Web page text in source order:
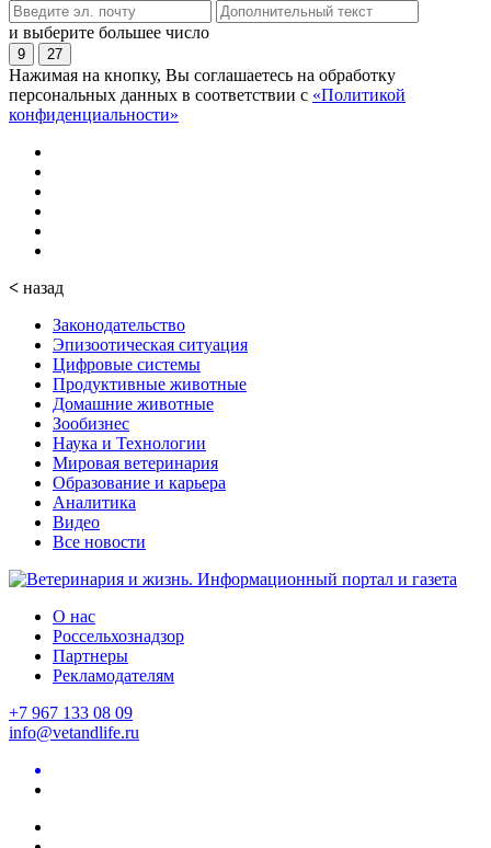
и выберите большее число
9 27
Нажимая на кнопку, Вы соглашаетесь на обработку
персональных данных в соответствии с «Политикой
конфиденциальности»
< назад
Законодательство
Эпизоотическая ситуация
Цифровые системы
Продуктивные животные
Домашние животные
Зообизнес
Наука и Технологии
Мировая ветеринария
Образование и карьера
Аналитика
Видео
Все новости
О нас
Россельхознадзор
Партнеры
Рекламодателям
+7 967 133 08 09
info@vetandlife.ru